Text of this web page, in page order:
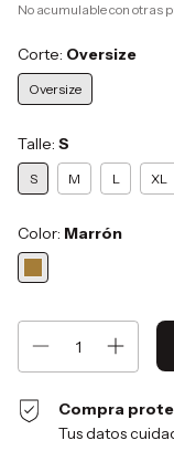
No acumulable con otras
Corte: Oversize
Oversize
Talle: S
S M L XL
Color: Marrón
Compra
Tus datos